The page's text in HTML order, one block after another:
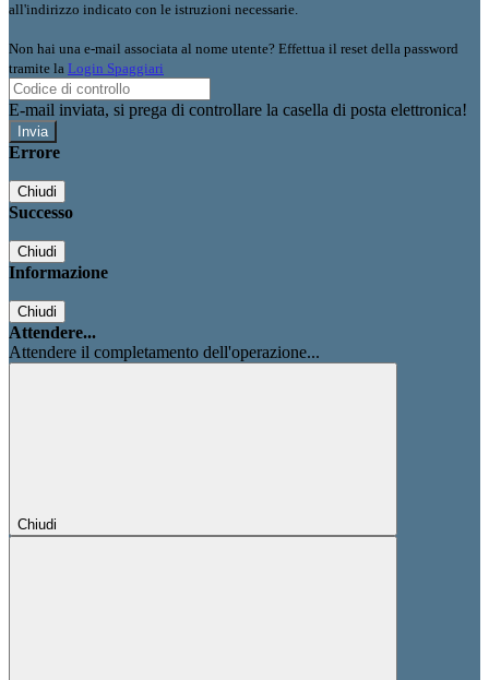
all'indirizzo indicato con le istruzioni necessarie.
Non hai una e-mail associata al nome utente? Effettua il reset della password
tramite la Login Spaggiari
E-mail inviata, si prega di controllare la casella di posta elettronica!
Errore
Chiudi
Successo
Chiudi
Informazione
Chiudi
Attendere...
Attendere il completamento dell'operazione...
Chiudi